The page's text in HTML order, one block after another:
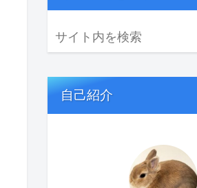
自己紹介